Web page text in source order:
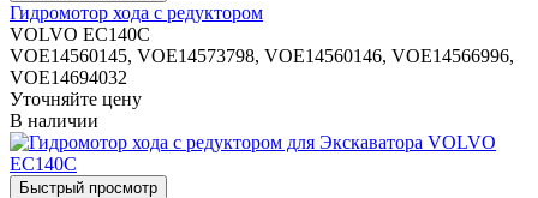
Гидромотор хода с редуктором
VOLVO EC140C
VOE14560145, VOE14573798, VOE14560146, VOE14566996,
VOE14694032
Уточняйте цену
В наличии